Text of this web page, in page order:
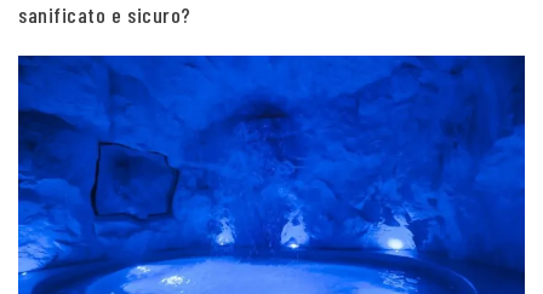
sanificato e sicuro?